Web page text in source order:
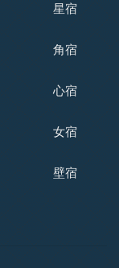
星宿
角宿
心宿
女宿
壁宿